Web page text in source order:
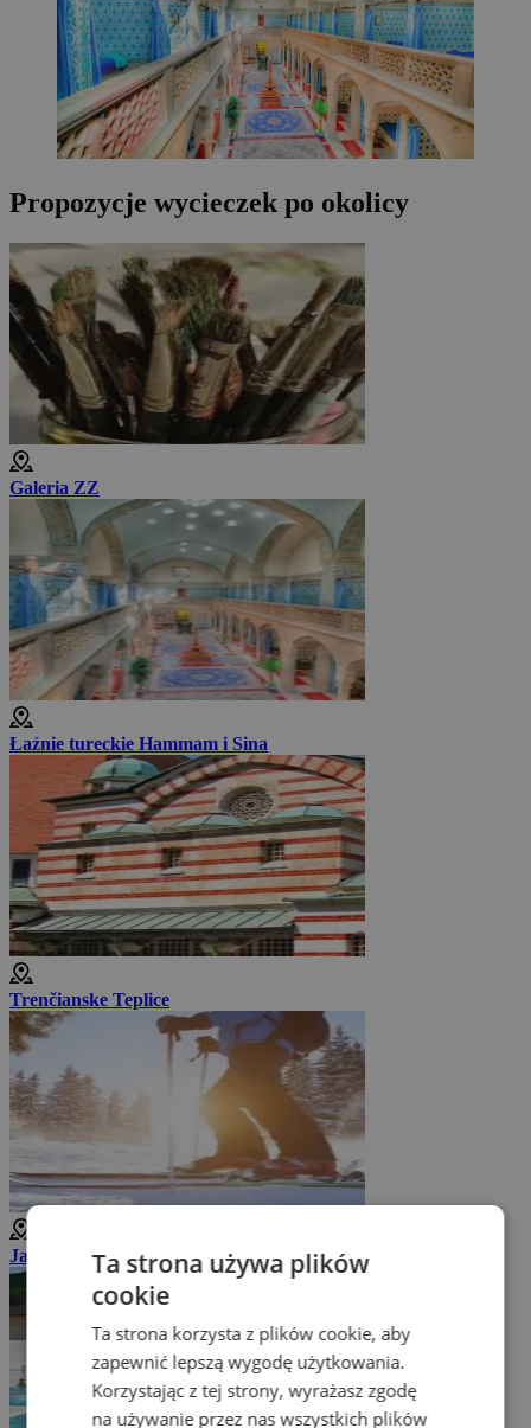
Propozycje wycieczek po okolicy
Galeria ZZ
Łaźnie tureckie Hammam i Sina
Trenčianske Teplice
Jazda na nartach w pobliżu Trencianske Teplice
Ta strona używa plików
cookie
Ta strona korzysta z plików cookie, aby
zapewnić lepszą wygodę użytkowania.
Korzystając z tej strony, wyrażasz zgodę
na używanie przez nas wszystkich plików